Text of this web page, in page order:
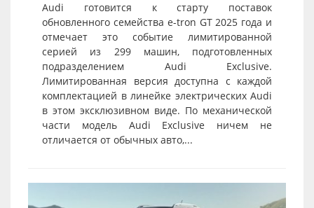
Audi готовится к старту поставок
обновленного семейства e-tron GT 2025 года и
отмечает это событие лимитированной
серией из 299 машин, подготовленных
подразделением Audi Exclusive.
Лимитированная версия доступна с каждой
комплектацией в линейке электрических Audi
в этом эксклюзивном виде. По механической
части модель Audi Exclusive ничем не
отличается от обычных авто,...